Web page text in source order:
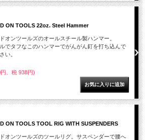
ON TOOLS 22oz. Steel Hammer
オンツールズのオールスチール製ハンマー。
でタフなこのハンマーでがんがん釘を打ち込んで
い。
、税 938円)
ON TOOLS TOOL RIG WITH SUSPENDERS
オンツールズのツールリグ。サスペンダーで腰へ